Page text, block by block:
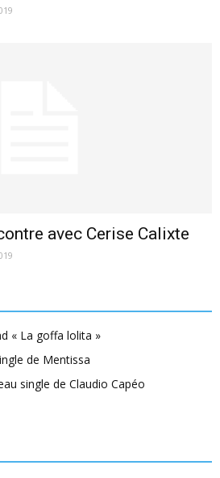
avec Cerise Calixte
« La goffa lolita »
de Mentissa
single de Claudio Capéo